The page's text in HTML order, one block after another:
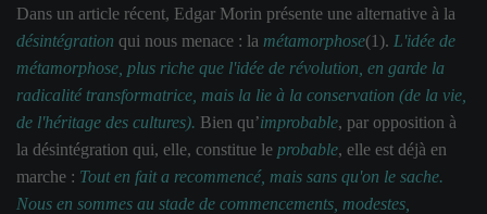
Dans un article récent, Edgar Morin présente une alternative à la
désintégration qui nous menace : la métamorphose(1). L'idée de
métamorphose, plus riche que l'idée de révolution, en garde la
radicalité transformatrice, mais la lie à la conservation (de la vie,
de l'héritage des cultures). Bien qu’improbable, par opposition à
la désintégration qui, elle, constitue le probable, elle est déjà en
marche : Tout en fait a recommencé, mais sans qu'on le sache.
Nous en sommes au stade de commencements, modestes,